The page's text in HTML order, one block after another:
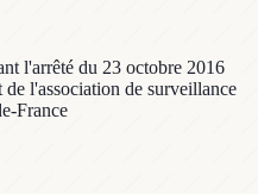
l'arrêté du 23 octobre 2016
l'association de surveillance
France